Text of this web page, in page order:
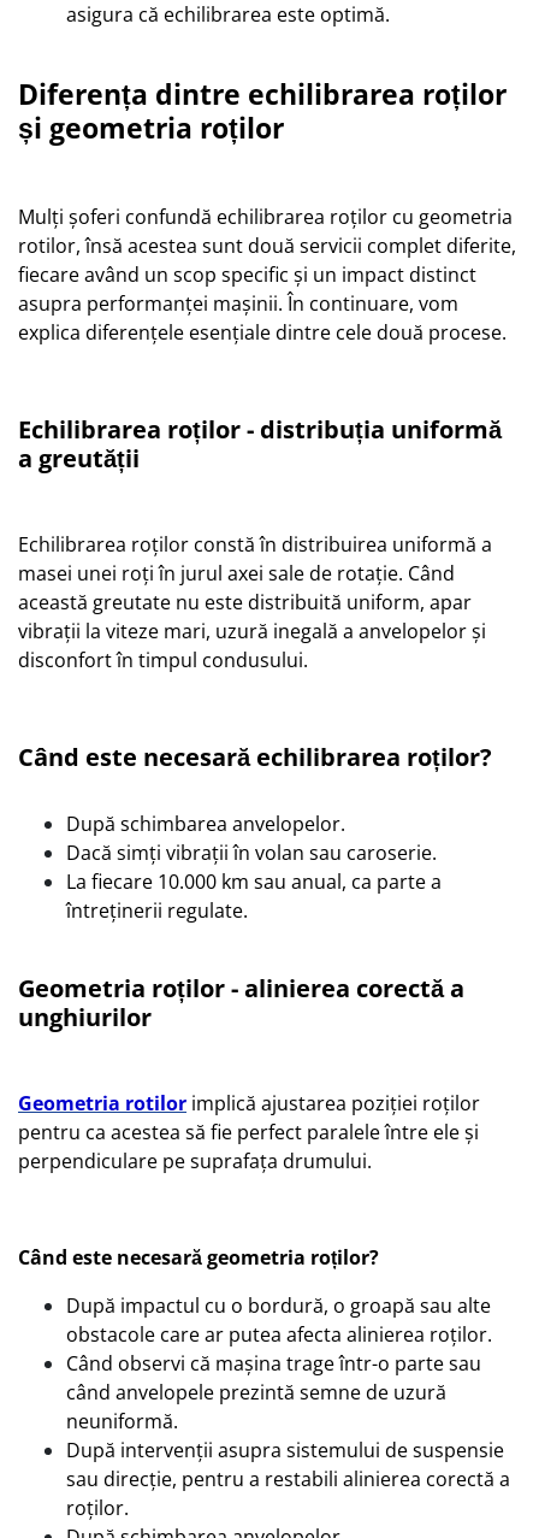
asigura că echilibrarea este optimă.
Diferența dintre echilibrarea roților
și geometria roților
Mulți șoferi confundă echilibrarea roților cu geometria
rotilor, însă acestea sunt două servicii complet diferite,
fiecare având un scop specific și un impact distinct
asupra performanței mașinii. În continuare, vom
explica diferențele esențiale dintre cele două procese.
Echilibrarea roților - distribuția uniformă
a greutății
Echilibrarea roților constă în distribuirea uniformă a
masei unei roți în jurul axei sale de rotație. Când
această greutate nu este distribuită uniform, apar
vibrații la viteze mari, uzură inegală a anvelopelor și
disconfort în timpul condusului.
Când este necesară echilibrarea roților?
După schimbarea anvelopelor.
Dacă simți vibrații în volan sau caroserie.
La fiecare 10.000 km sau anual, ca parte a
întreținerii regulate.
Geometria roților - alinierea corectă a
unghiurilor
Geometria rotilor implică ajustarea poziției roților
pentru ca acestea să fie perfect paralele între ele și
perpendiculare pe suprafața drumului.
Când este necesară geometria roților?
După impactul cu o bordură, o groapă sau alte
obstacole care ar putea afecta alinierea roților.
Când observi că mașina trage într-o parte sau
când anvelopele prezintă semne de uzură
neuniformă.
După intervenții asupra sistemului de suspensie
sau direcție, pentru a restabili alinierea corectă a
roților.